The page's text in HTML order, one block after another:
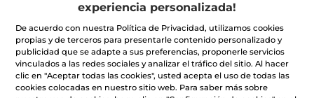
Perfume L'Evidence -
Eau de Parfum
Eau de Toilette
Naturelle - 75 mL
experiencia personalizada!
De acuerdo con nuestra Política de Privacidad, utilizamos cookies
propias y de terceros para presentarle contenido personalizado y
publicidad que se adapte a sus preferencias, proponerle servicios
vinculados a las redes sociales y analizar el tráfico del sitio. Al hacer
clic en "Aceptar todas las cookies", usted acepta el uso de todas las
cookies colocadas en nuestro sitio web. Para saber más sobre